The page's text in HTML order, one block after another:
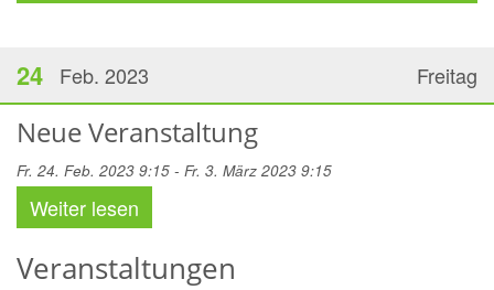
Freitag
24 Feb. 2023
Neue Veranstaltung
Fr. 24. Feb. 2023 9:15 - Fr. 3. März 2023 9:15
Weiter lesen
Veranstaltungen